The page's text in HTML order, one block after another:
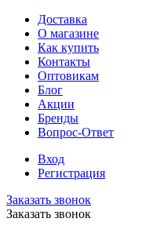
Доставка
О магазине
Как купить
Контакты
Оптовикам
Блог
Акции
Бренды
Вопрос-Ответ
Вход
Регистрация
Заказать звонок
Заказать звонок